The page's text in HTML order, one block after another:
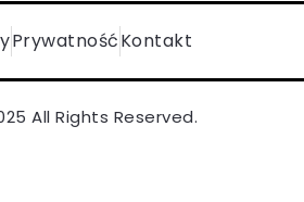
PrywatnośćKontakt
All Rights Reserved.